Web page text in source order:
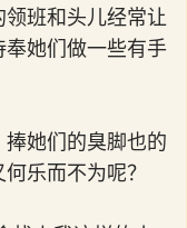
班和头儿经常让
她们做一些有手
她们的臭脚也的
乐而不为呢？